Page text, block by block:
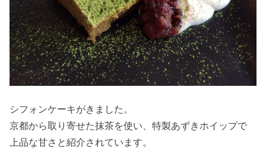
シフォンケーキがきました。
京都から取り寄せた抹茶を使い、特製あずきホイップで
上品な甘さと紹介されています。